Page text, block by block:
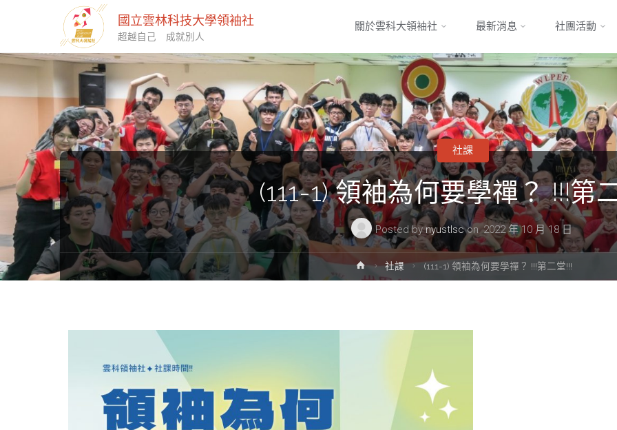
國立雲林科技大學領袖社
超越自己 成就別人
to
content
關於雲科大領袖社 最新消息 社團活動
(111-1) 領袖為何要學禪？ !!!第
Posted by nyustlsc on 2022 年 10 月 18 日
社課
Home社課 (111-1) 領袖為何要學禪？ !!!第二堂!!!